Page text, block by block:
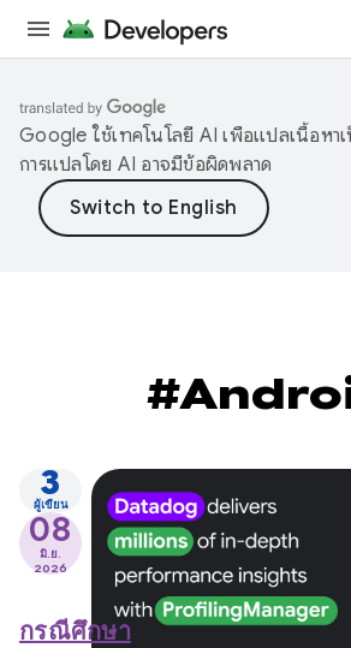
Google ใช้เทคโนโลยี AI เพื่อแปลเนื้อห
การแปลโดย AI อาจมีข้อผิดพลาด
3
ผู้เขียน
08
มิ.ย.
2026
กรณีศึกษา